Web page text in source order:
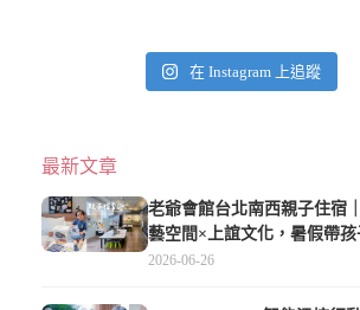
在 Instagram 上追蹤
最新文章
老爺會館台北南西親子住宿
藝空間×上誼文化，暑假帶
2026-06-26